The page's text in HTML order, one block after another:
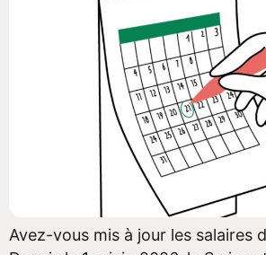
Avez-vous mis à jour les salaires